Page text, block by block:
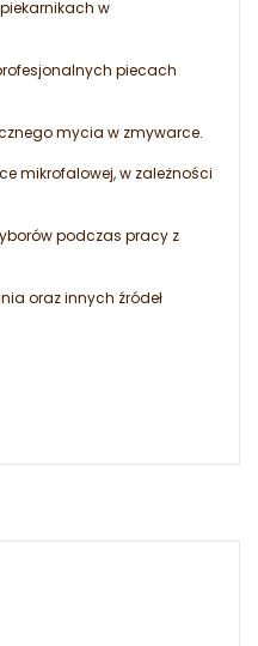
w
piecach
mycia w zmywarce.
mikrofalowej, w zależności
podczas pracy z
oraz innych źródeł